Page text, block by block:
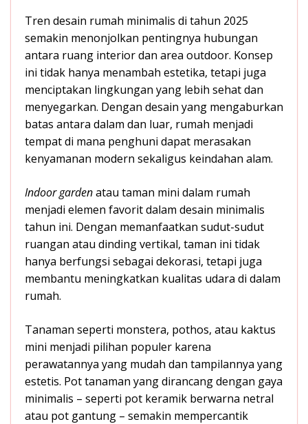
Tren desain rumah minimalis di tahun 2025
semakin menonjolkan pentingnya hubungan
antara ruang interior dan area outdoor. Konsep
ini tidak hanya menambah estetika, tetapi juga
menciptakan lingkungan yang lebih sehat dan
menyegarkan. Dengan desain yang mengaburkan
batas antara dalam dan luar, rumah menjadi
tempat di mana penghuni dapat merasakan
kenyamanan modern sekaligus keindahan alam.
Indoor gardenatau taman mini dalam rumah
menjadi elemen favorit dalam desain minimalis
tahun ini. Dengan memanfaatkan sudut-sudut
ruangan atau dinding vertikal, taman ini tidak
hanya berfungsi sebagai dekorasi, tetapi juga
membantu meningkatkan kualitas udara di dalam
rumah.
Tanaman seperti monstera, pothos, atau kaktus
mini menjadi pilihan populer karena
perawatannya yang mudah dan tampilannya yang
estetis. Pot tanaman yang dirancang dengan gaya
minimalis – seperti pot keramik berwarna netral
atau pot gantung – semakin mempercantik